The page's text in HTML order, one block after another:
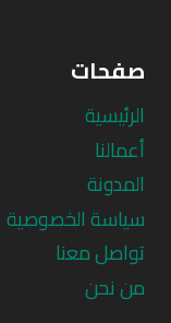
صفحات
الرئيسية
أعمالنا
المدونة
سياسة الخصوصية
تواصل معنا
من نحن